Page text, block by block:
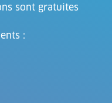
sont gratuites
: